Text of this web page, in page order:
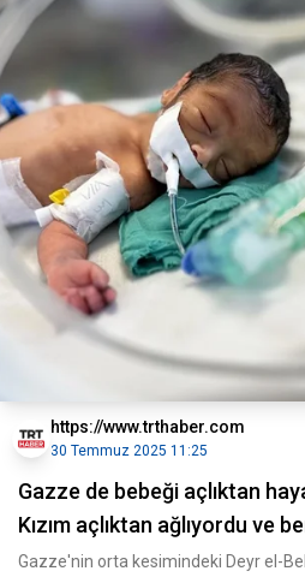
https://www.trthaber.com
30 Temmuz 2025 11:25
Gazze de bebeği açlıktan
Kızım açlıktan ağlıyordu ve
Gazze'nin orta kesimindeki Deyr el-